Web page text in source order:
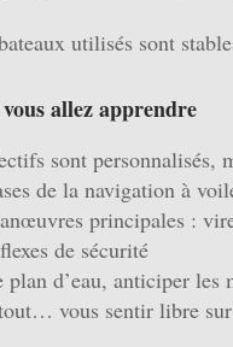
utilisés sont
allez apprendre
sont personnalisés,
de la navigation à
principales :
de sécurité
plan d’eau, anticiper les
vous sentir libre sur